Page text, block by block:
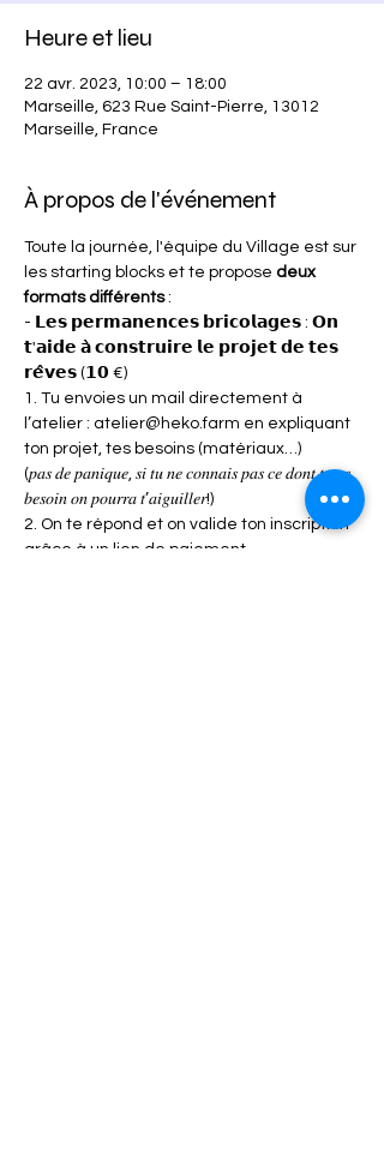
Heure et lieu
22 avr. 2023, 10:00 – 18:00
Marseille, 623 Rue Saint-Pierre, 13012
Marseille, France
À propos de l'événement
Toute la journée, l'équipe du Village est sur
les starting blocks et te propose deux
formats différents :
- 𝗟𝗲𝘀 𝗽𝗲𝗿𝗺𝗮𝗻𝗲𝗻𝗰𝗲𝘀 𝗯𝗿𝗶𝗰𝗼𝗹𝗮𝗴𝗲𝘀 : 𝗢𝗻
𝘁'𝗮𝗶𝗱𝗲 𝗮̀ 𝗰𝗼𝗻𝘀𝘁𝗿𝘂𝗶𝗿𝗲 𝗹𝗲 𝗽𝗿𝗼𝗷𝗲𝘁 𝗱𝗲 𝘁𝗲𝘀
𝗿𝗲̂𝘃𝗲𝘀 (𝟭𝟬 €)
1. Tu envoies un mail directement à
l’atelier : atelier@heko.farm en expliquant
ton projet, tes besoins (matériaux…)
(𝑝𝑎𝑠 𝑑𝑒 𝑝𝑎𝑛𝑖𝑞𝑢𝑒, 𝑠𝑖 𝑡𝑢 𝑛𝑒 𝑐𝑜𝑛𝑛𝑎𝑖𝑠 𝑝𝑎𝑠 𝑐𝑒 𝑑𝑜𝑛𝑡 𝑡𝑢 𝑎𝑠
𝑏𝑒𝑠𝑜𝑖𝑛 𝑜𝑛 𝑝𝑜𝑢𝑟𝑟𝑎 𝑡’𝑎𝑖𝑔𝑢𝑖𝑙𝑙𝑒𝑟!)
2. On te répond et on valide ton inscription
grâce à un lien de paiement.